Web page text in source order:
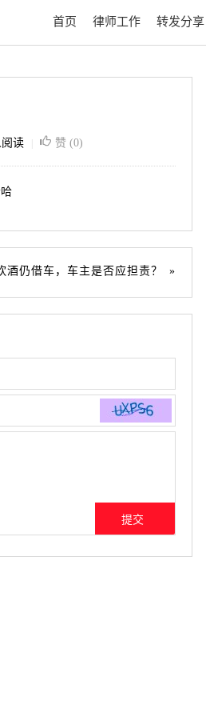
首页 律师工作 转发分享
阅读 赞 (0)
酒仍借车，车主是否应担责？